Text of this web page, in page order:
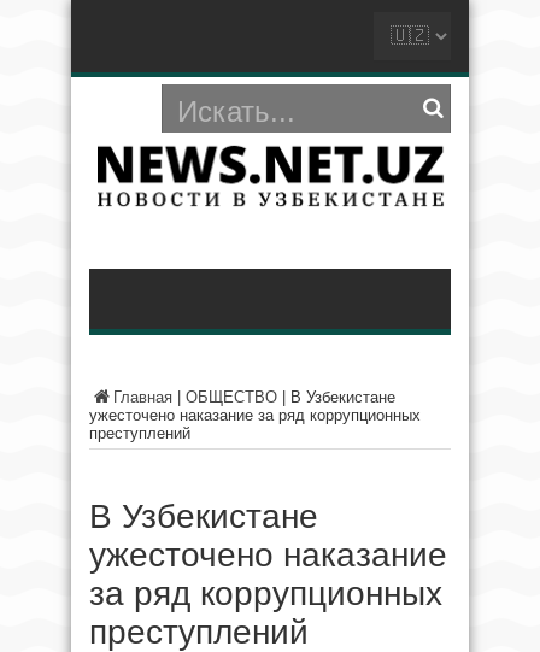
Главная ОБЩЕСТВО
В Узбекистане
ужесточено наказание за ряд коррупционных
преступлений
В Узбекистане
ужесточено наказание
за ряд коррупционных
преступлений